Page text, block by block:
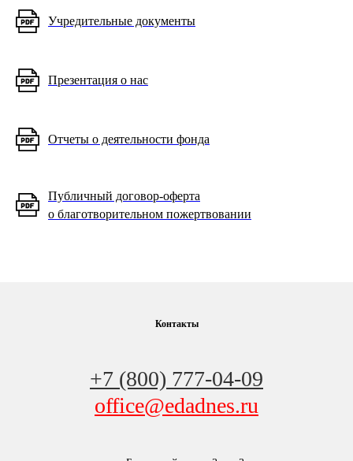
Учредительные документы
Презентация о нас
Отчеты о деятельности фонда
Публичный договор-оферта
о благотворительном пожертвовании
Контакты
+7 (800) 777-04-09
office@edadnes.ru